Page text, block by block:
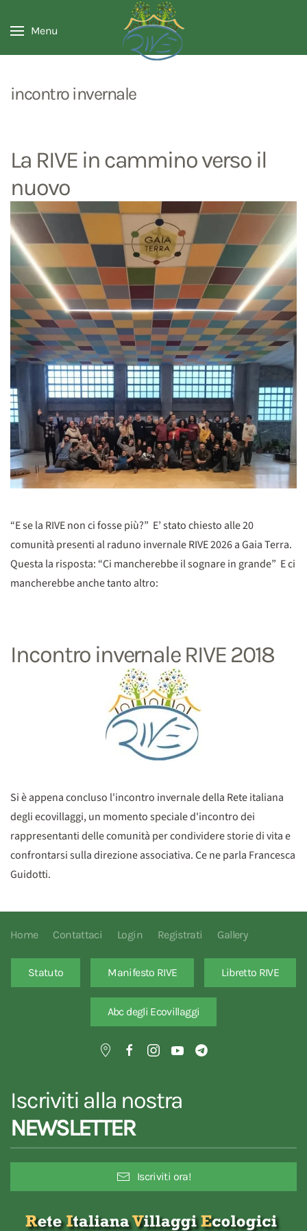
Menu
incontro invernale
La RIVE in cammino verso il
nuovo
“E se la RIVE non ci fosse più?” E’ stato chiesto alle 20
comunità presenti al raduno invernale RIVE 2026 a Gaia Terra.
Questa la risposta: “Ci mancherebbe il sognare in grande” E ci
mancherebbe anche tanto altro:
Incontro invernale RIVE 2018
Si è appena concluso l'incontro invernale della Rete italiana
degli ecovillaggi, un momento speciale d'incontro dei
rappresentanti delle comunità per condividere storie di vita e
confrontarsi sulla direzione associativa. Ce ne parla Francesca
Guidotti.
Home Contattaci Login Registrati Gallery
Statuto Manifesto RIVE Libretto RIVE
Abc degli Ecovillaggi
Iscriviti alla nostra
NEWSLETTER
Iscriviti ora!